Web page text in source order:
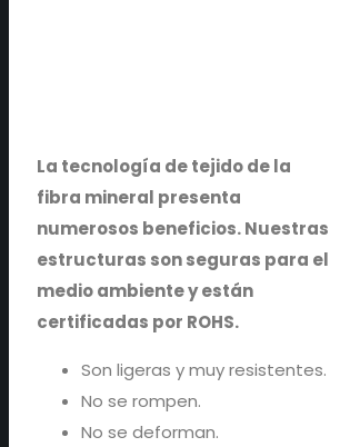
La tecnología de tejido de la
fibra mineral presenta
numerosos beneficios. Nuestras
estructuras son seguras para el
medio ambiente y están
certificadas por ROHS.
Son ligeras y muy resistentes.
No se rompen.
No se deforman.